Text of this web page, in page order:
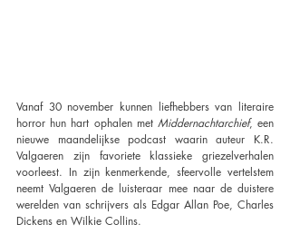
Vanaf 30 november kunnen liefhebbers van literaire
horror hun hart ophalen met Middernachtarchief, een
nieuwe maandelijkse podcast waarin auteur K.R.
Valgaeren zijn favoriete klassieke griezelverhalen
voorleest. In zijn kenmerkende, sfeervolle vertelstem
neemt Valgaeren de luisteraar mee naar de duistere
werelden van schrijvers als Edgar Allan Poe, Charles
Dickens en Wilkie Collins.